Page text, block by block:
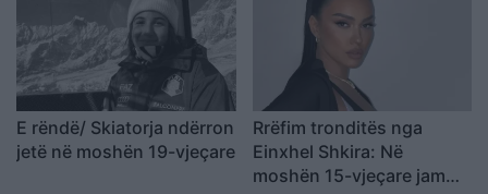
E rëndë/ Skiatorja ndërron
jetë në moshën 19-vjeçare
Rrëfim tronditës nga
Einxhel Shkira: Në
moshën 15-vjeçare jam…